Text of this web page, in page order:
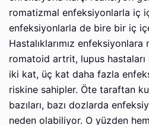
romatizmal enfeksiyonlarla iç
enfeksiyonlarla de bire bir iç
Hastalıklarımız
romatoid artrit, lupus hastaları
iki kat, üç kat daha fazla
riskine sahipler. Öte taraftan
bazıları, bazı dozlarda
neden olabiliyor. O yüzden